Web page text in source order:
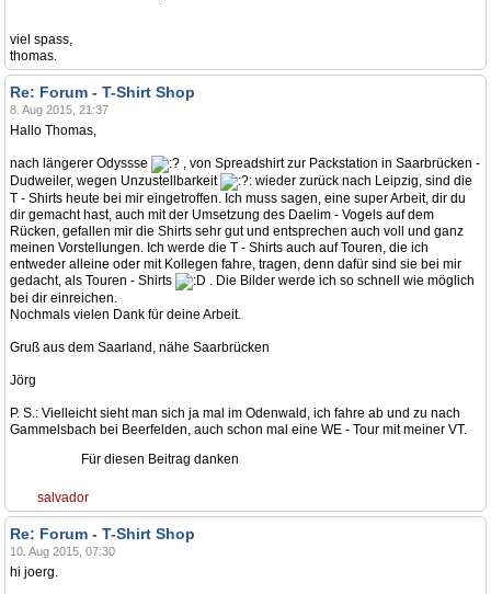
viel spass,
thomas.
Re: Forum - T-Shirt Shop
8. Aug 2015, 21:37
Hallo Thomas,
nach längerer Odyssse
, von Spreadshirt zur Packstation in Saarbrücken -
Dudweiler, wegen Unzustellbarkeit
wieder zurück nach Leipzig, sind die
T - Shirts heute bei mir eingetroffen. Ich muss sagen, eine super Arbeit, dir du
dir gemacht hast, auch mit der Umsetzung des Daelim - Vogels auf dem
Rücken, gefallen mir die Shirts sehr gut und entsprechen auch voll und ganz
meinen Vorstellungen. Ich werde die T - Shirts auch auf Touren, die ich
entweder alleine oder mit Kollegen fahre, tragen, denn dafür sind sie bei mir
gedacht, als Touren - Shirts
. Die Bilder werde ich so schnell wie möglich
bei dir einreichen.
Nochmals vielen Dank für deine Arbeit.
Gruß aus dem Saarland, nähe Saarbrücken
Jörg
P. S.: Vielleicht sieht man sich ja mal im Odenwald, ich fahre ab und zu nach
Gammelsbach bei Beerfelden, auch schon mal eine WE - Tour mit meiner VT.
Für diesen Beitrag danken
salvador
Re: Forum - T-Shirt Shop
10. Aug 2015, 07:30
hi joerg.